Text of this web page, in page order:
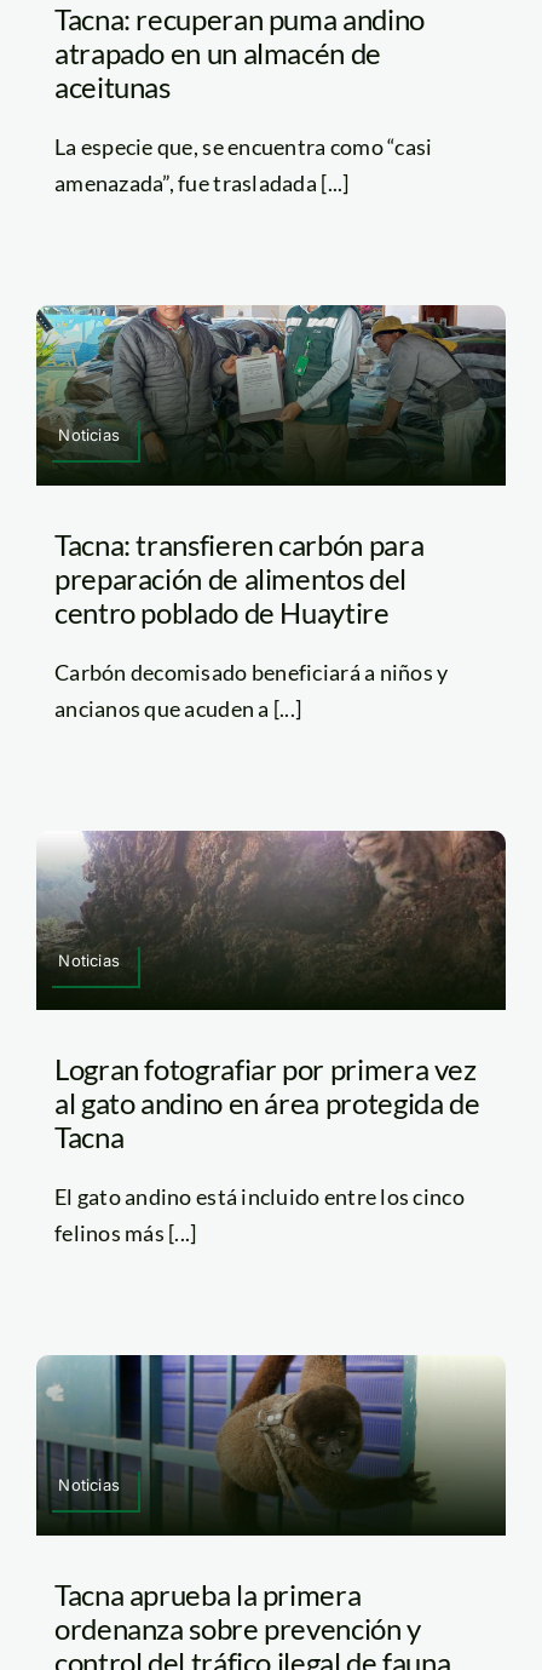
Tacna: recuperan puma andino
atrapado en un almacén de
aceitunas
La especie que, se encuentra como “casi
amenazada”, fue trasladada [...]
Noticias
Tacna: transfieren carbón para
preparación de alimentos del
centro poblado de Huaytire
Carbón decomisado beneficiará a niños y
ancianos que acuden a [...]
Noticias
Logran fotografiar por primera vez
al gato andino en área protegida de
Tacna
El gato andino está incluido entre los cinco
felinos más [...]
Noticias
Tacna aprueba la primera
ordenanza sobre prevención y
control del tráfico ilegal de fauna